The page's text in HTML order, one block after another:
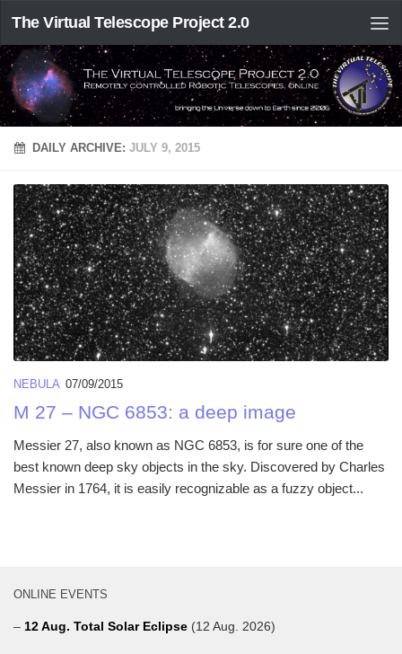
The Virtual Telescope Project 2.0
DAILY ARCHIVE:JULY 9, 2015
NEBULA 07/09/2015
M 27 – NGC 6853: a deep image
Messier 27, also known as NGC 6853, is for sure one of the
best known deep sky objects in the sky. Discovered by Charles
Messier in 1764, it is easily recognizable as a fuzzy object...
ONLINE EVENTS
– 12 Aug. Total Solar Eclipse (12 Aug. 2026)